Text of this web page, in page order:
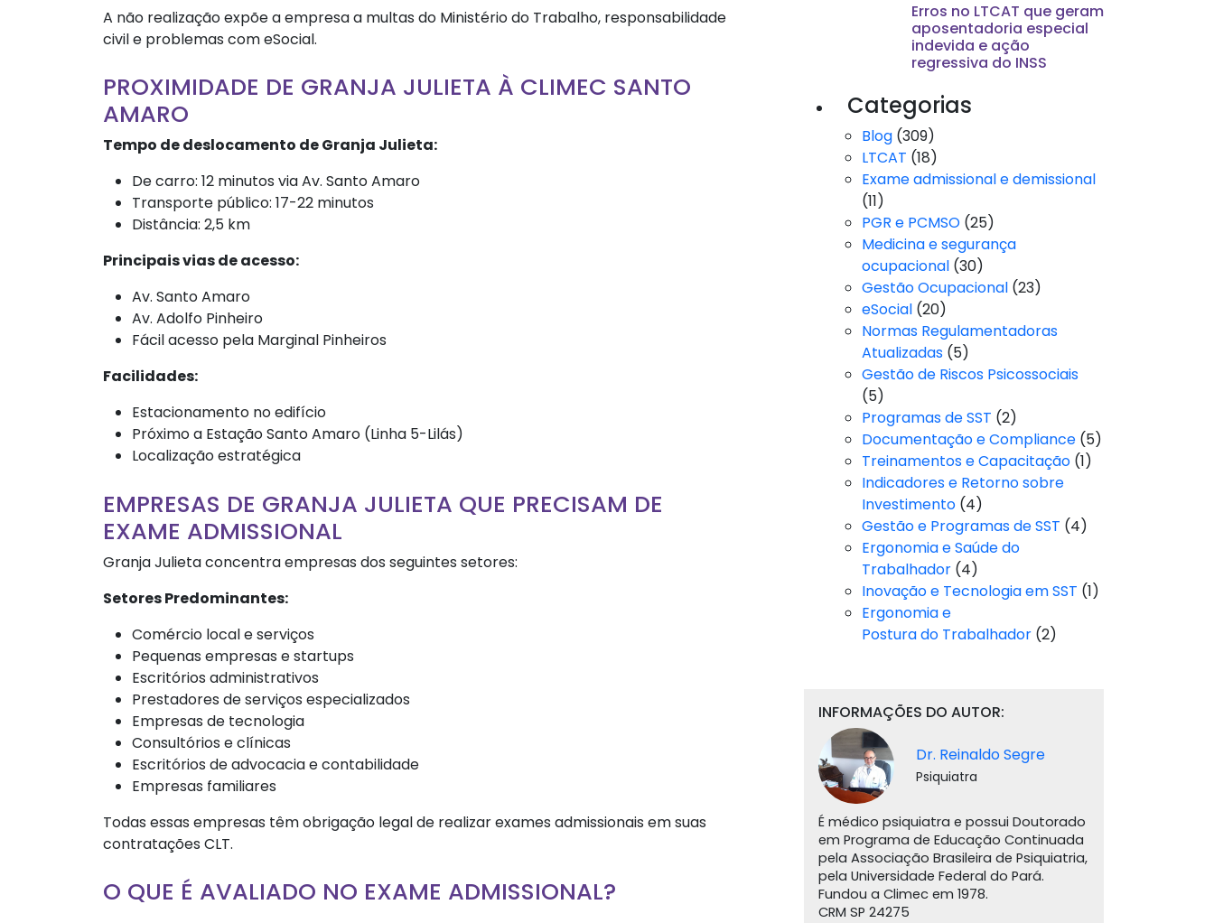
A não realização expõe a empresa a multas do Ministério do Trabalho, responsabilidade
civil e problemas com eSocial.
PROXIMIDADE DE GRANJA JULIETA À CLIMEC SANTO
AMARO
Tempo de deslocamento de Granja Julieta:
De carro: 12 minutos via Av. Santo Amaro
Transporte público: 17-22 minutos
Distância: 2,5 km
Principais vias de acesso:
Av. Santo Amaro
Av. Adolfo Pinheiro
Fácil acesso pela Marginal Pinheiros
Facilidades:
Estacionamento no edifício
Próximo a Estação Santo Amaro (Linha 5-Lilás)
Localização estratégica
EMPRESAS DE GRANJA JULIETA QUE PRECISAM DE
EXAME ADMISSIONAL
Granja Julieta concentra empresas dos seguintes setores:
Setores Predominantes:
Comércio local e serviços
Pequenas empresas e startups
Escritórios administrativos
Prestadores de serviços especializados
Empresas de tecnologia
Consultórios e clínicas
Escritórios de advocacia e contabilidade
Empresas familiares
Todas essas empresas têm obrigação legal de realizar exames admissionais em suas
contratações CLT.
O QUE É AVALIADO NO EXAME ADMISSIONAL?
Erros no LTCAT que geram
aposentadoria especial
indevida e ação
regressiva do INSS
Categorias
Blog (309)
LTCAT (18)
Exame admissional e demissional
(11)
PGR e PCMSO (25)
Medicina e segurança
ocupacional (30)
Gestão Ocupacional (23)
eSocial (20)
Normas Regulamentadoras
Atualizadas (5)
Gestão de Riscos Psicossociais
(5)
Programas de SST (2)
Documentação e Compliance (5)
Treinamentos e Capacitação (1)
Indicadores e Retorno sobre
Investimento (4)
Gestão e Programas de SST (4)
Ergonomia e Saúde do
Trabalhador (4)
Inovação e Tecnologia em SST (1)
Ergonomia e
Postura do Trabalhador (2)
INFORMAÇÕES DO AUTOR:
Dr. Reinaldo Segre
Psiquiatra
É médico psiquiatra e possui Doutorado
em Programa de Educação Continuada
pela Associação Brasileira de Psiquiatria,
pela Universidade Federal do Pará.
Fundou a Climec em 1978.
CRM SP 24275